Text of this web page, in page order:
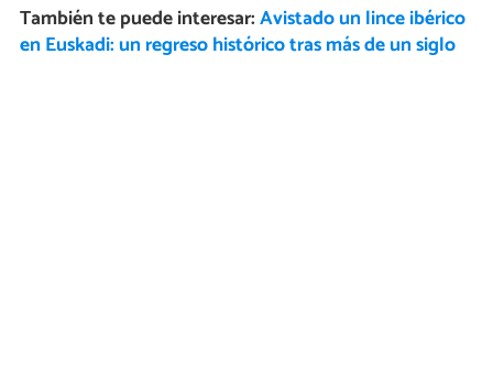
También te puede interesar:Avistado un lince ibérico
en Euskadi: un regreso histórico tras más de un siglo